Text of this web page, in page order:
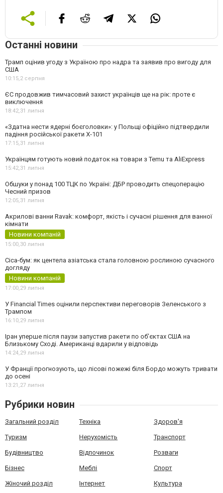
Останні новини
Трамп оцінив угоду з Україною про надра та заявив про вигоду для
США
10:15,2 серпня
ЄС продовжив тимчасовий захист українців ще на рік: проте є
виключення
18:42,31 липня
«Здатна нести ядерні боєголовки»: у Польщі офіційно підтвердили
падіння російської ракети Х-101
17:15,31 липня
Українцям готують новий податок на товари з Temu та AliExpress
15:42,31 липня
Обшуки у понад 100 ТЦК по Україні: ДБР проводить спецоперацію
Чесний призов
12:05,31 липня
Акрилові ванни Ravak: комфорт, якість і сучасні рішення для ванної
кімнати
Новини компаній
15:00,30 липня
Cica-бум: як центела азіатська стала головною рослиною сучасного
догляду
Новини компаній
17:00,29 липня
У Financial Times оцінили перспективи переговорів Зеленського з
Трампом
16:10,29 липня
Іран уперше після паузи запустив ракети по обʼєктах США на
Близькому Сході. Американці вдарили у відповідь
14:24,29 липня
У Франції прогнозують, що лісові пожежі біля Бордо можуть тривати
до осені
13:21,27 липня
Рубрики новин
Загальний розділ Техніка Здоров'я
Туризм Нерухомість Транспорт
Будівництво Відпочинок Розваги
Бізнес Меблі Спорт
Жіночий розділ Інтернет Культура